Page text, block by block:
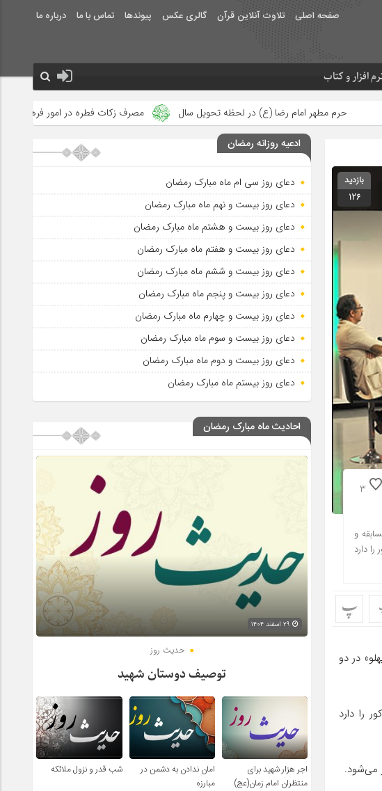
صفحه اصلی تلاوت آنلاین قرآن گالری عکس پیوندها تماس با ما درباره ما
افزار و کتاب
(ع) در لحظه تحویل سال مصرف زکات فطره در امور فرهنگی جلوه‌های بزرگ
بازدید
126
3
و
دارد
پ
در دو
را دارد
می‌شود.
ادعیه روزانه رمضان
دعای روز سی ام ماه مبارک رمضان
دعای روز بیست و نهم ماه مبارک رمضان
دعای روز بیست و هشتم ماه مبارک رمضان
دعای روز بیست و هفتم ماه مبارک رمضان
دعای روز بیست و ششم ماه مبارک رمضان
دعای روز بیست و پنجم ماه مبارک رمضان
دعای روز بیست و چهارم ماه مبارک رمضان
دعای روز بیست و سوم ماه مبارک رمضان
دعای روز بیست و دوم ماه مبارک رمضان
دعای روز بیستم ماه مبارک رمضان
احادیث ماه مبارک رمضان
حدیث روز
توصیف دوستان شهید
اجر هزار شهید برای
منتظران امام زمان(عج)
امان ندادن به دشمن در
مبارزه
شب قدر و نزول ملائکه